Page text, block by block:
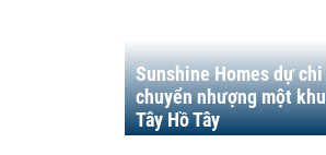
Sunshine Homes dự
chuyển nhượng một
Tây Hồ Tây